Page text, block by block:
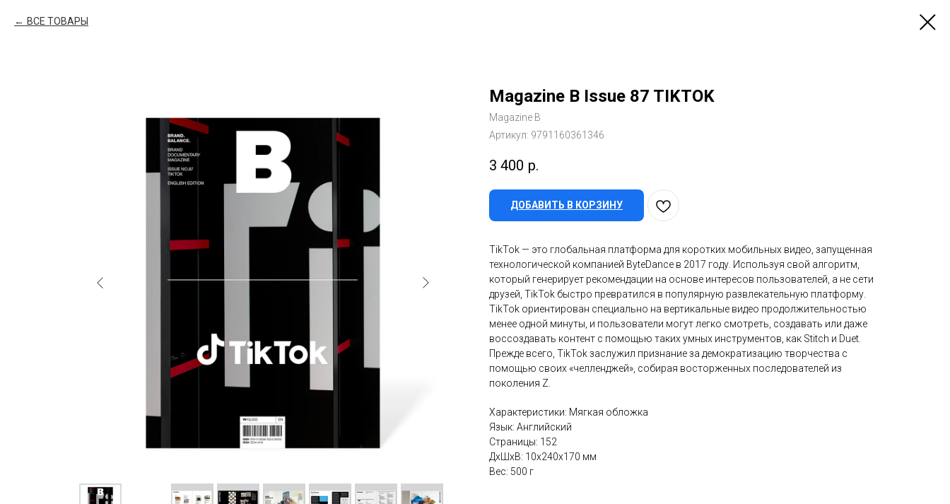
ВСЕ ТОВАРЫ
Magazine B Issue 87 TIKTOK
Magazine B
Артикул: 9791160361346
3 400 р.
ДОБАВИТЬ В КОРЗИНУ
TikTok — это глобальная платформа для коротких мобильных видео, запущенная
технологической компанией ByteDance в 2017 году. Используя свой алгоритм,
который генерирует рекомендации на основе интересов пользователей, а не сети
друзей, TikTok быстро превратился в популярную развлекательную платформу.
TikTok ориентирован специально на вертикальные видео продолжительностью
менее одной минуты, и пользователи могут легко смотреть, создавать или даже
воссоздавать контент с помощью таких умных инструментов, как Stitch и Duet.
Прежде всего, TikTok заслужил признание за демократизацию творчества с
помощью своих «челленджей», собирая восторженных последователей из
поколения Z.
Характеристики: Мягкая обложка
Язык: Английский
Страницы: 152
ДxШxВ: 10x240x170 мм
Вес: 500 г